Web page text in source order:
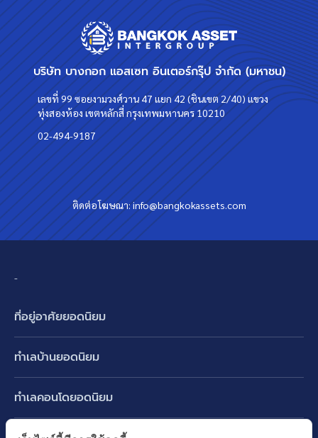
บริษัท บางกอก แอสเซท อินเตอร์กรุ๊ป จำกัด (มหาชน)
เลขที่ 99 ซอยงามวงศ์วาน 47 แยก 42 (ชินเขต 2/40) แขวง
ทุ่งสองห้อง เขตหลักสี่ กรุงเทพมหานคร 10210
02-494-9187
ติดต่อโฆษณา:info@bangkokassets.com
-
ที่อยู่อาศัยยอดนิยม
ทาวน์เฮ้าส์ ทาวน์โฮม
คอนโดมิเนียม
ทำเลบ้านยอดนิยม
บางนา รามคำแหง 2
ทำเลคอนโดยอดนิยม